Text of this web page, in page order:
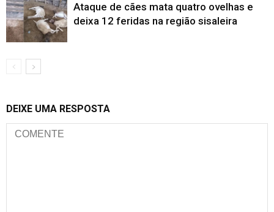
Ataque de cães mata quatro ovelhas e
deixa 12 feridas na região sisaleira
DEIXE UMA RESPOSTA